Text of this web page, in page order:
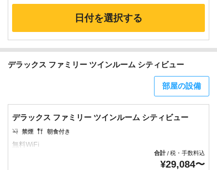
日付を選択する
デラックス ファミリー ツインルーム シティビュー
部屋の設備
デラックス ファミリー ツインルーム シティビュー
禁煙 朝食付き
合計/税・手数料込
¥29,084〜